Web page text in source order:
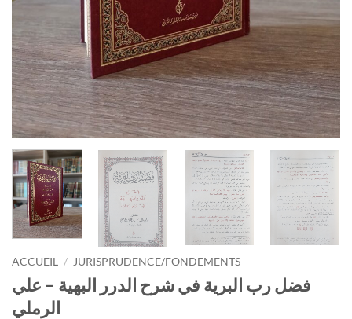
ACCUEIL / JURISPRUDENCE/FONDEMENTS
فضل رب البرية في شرح الدرر البهية – علي
الرملي